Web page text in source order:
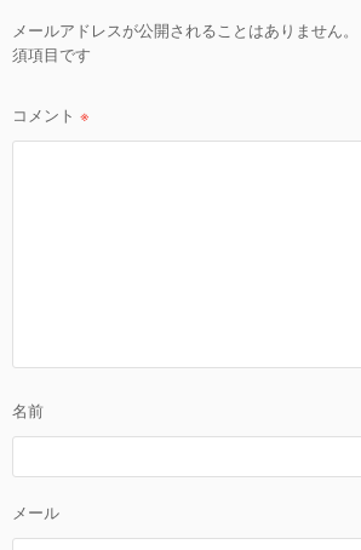
シ
ン
メールアドレスが公開されることはありません。
須項目です
コメント ※
名前
メール